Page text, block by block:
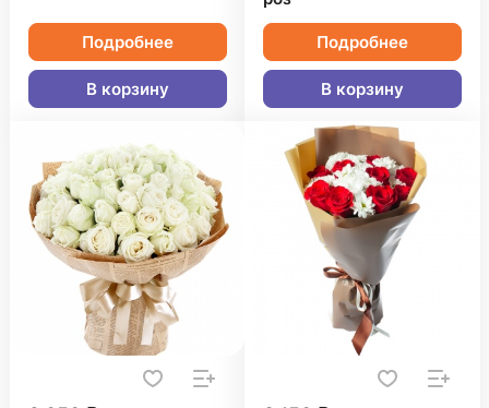
Подробнее
В корзину
Подробнее
В корзину